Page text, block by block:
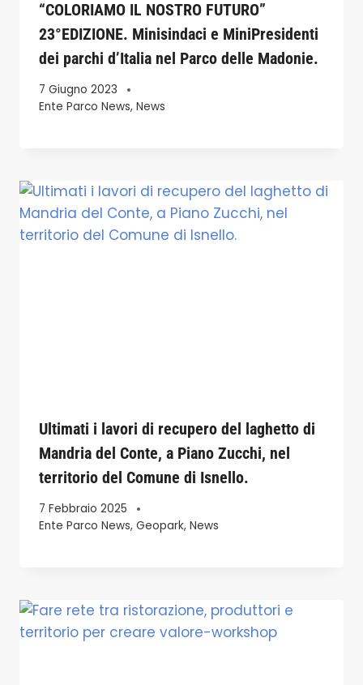
“COLORIAMO IL NOSTRO FUTURO”
23°EDIZIONE. Minisindaci e MiniPresidenti
dei parchi d’Italia nel Parco delle Madonie.
7 Giugno 2023
Ente Parco News, News
Ultimati i lavori di recupero del laghetto di
Mandria del Conte, a Piano Zucchi, nel
territorio del Comune di Isnello.
7 Febbraio 2025
Ente Parco News, Geopark, News